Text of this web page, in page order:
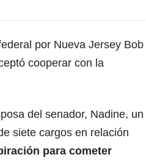
por Nueva Jersey Bob
cooperar con la
del senador, Nadine, un
siete cargos en relación
para cometer